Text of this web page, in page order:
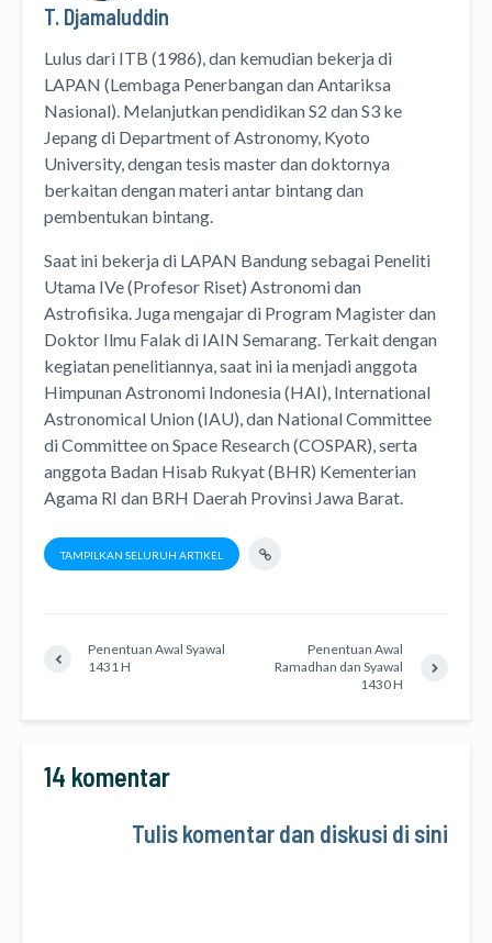
T. Djamaluddin
Lulus dari ITB (1986), dan kemudian bekerja di
LAPAN (Lembaga Penerbangan dan Antariksa
Nasional). Melanjutkan pendidikan S2 dan S3 ke
Jepang di Department of Astronomy, Kyoto
University, dengan tesis master dan doktornya
berkaitan dengan materi antar bintang dan
pembentukan bintang.
Saat ini bekerja di LAPAN Bandung sebagai Peneliti
Utama IVe (Profesor Riset) Astronomi dan
Astrofisika. Juga mengajar di Program Magister dan
Doktor Ilmu Falak di IAIN Semarang. Terkait dengan
kegiatan penelitiannya, saat ini ia menjadi anggota
Himpunan Astronomi Indonesia (HAI), International
Astronomical Union (IAU), dan National Committee
di Committee on Space Research (COSPAR), serta
anggota Badan Hisab Rukyat (BHR) Kementerian
Agama RI dan BRH Daerah Provinsi Jawa Barat.
TAMPILKAN SELURUH ARTIKEL
Penentuan Awal Syawal
1431 H
Penentuan Awal
Ramadhan dan Syawal
1430 H
14 komentar
Tulis komentar dan diskusi di sini